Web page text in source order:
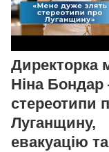
Директорка
Ніна
стереотипи
Луганщину,
евакуацію